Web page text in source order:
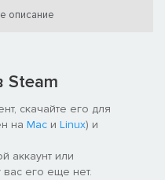
фонари, аптечки, боевые
описание
Steam
скачайте его для
на Mac и Linux) и
аккаунт или
вас его еще нет.